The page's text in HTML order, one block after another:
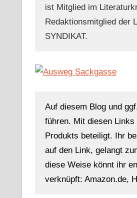
ist Mitglied im
Redaktionsmitglied der
SYNDIKAT.
Auf diesem Blog und
führen. Mit diesen Links
Produkts beteiligt. Ihr
auf den Link, gelangt
diese Weise könnt ihr
verknüpft: Amazon.de,